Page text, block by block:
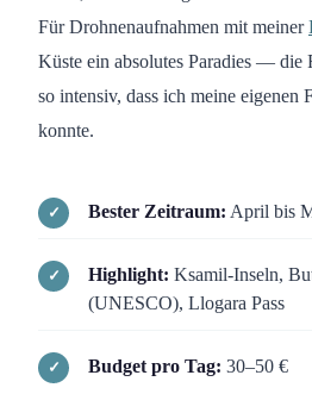
Für Drohnenaufnahmen mit meiner
Küste ein absolutes Paradies — die
so intensiv, dass ich meine eigenen
konnte.
Bester Zeitraum: April bis
Highlight: Ksamil-Inseln,
(UNESCO), Llogara Pass
Budget pro Tag: 30–50 €